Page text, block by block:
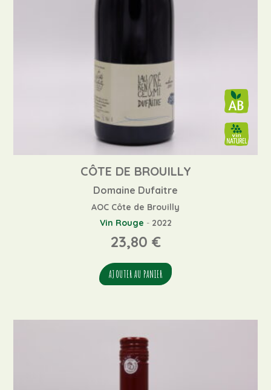
CÔTE DE BROUILLY
Domaine Dufaitre
AOC Côte de Brouilly
Vin Rouge - 2022
23,80 €
AJOUTER AU PANIER